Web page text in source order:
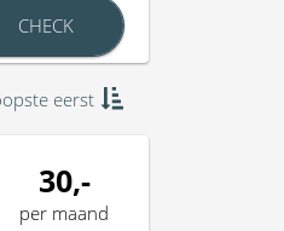
CHECK
eerst
30,-
per maand